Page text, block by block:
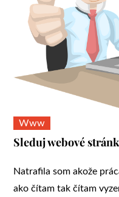
Www
Sleduj webové
Natrafila som akože
ako čítam tak čítam